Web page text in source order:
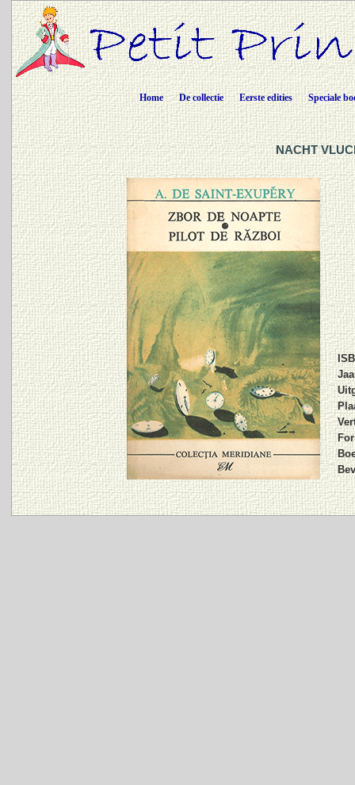
Home De collectie Eerste edities Speciale
NACHT